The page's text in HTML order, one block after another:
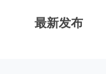
最新发布